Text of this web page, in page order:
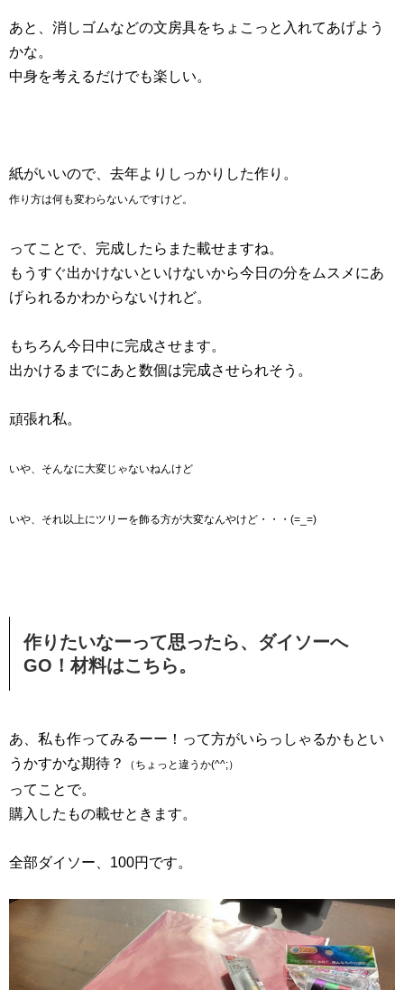
あと、消しゴムなどの文房具をちょこっと入れてあげよう
かな。
中身を考えるだけでも楽しい。
紙がいいので、去年よりしっかりした作り。
作り方は何も変わらないんですけど。
ってことで、完成したらまた載せますね。
もうすぐ出かけないといけないから今日の分をムスメにあ
げられるかわからないけれど。
もちろん今日中に完成させます。
出かけるまでにあと数個は完成させられそう。
頑張れ私。
いや、そんなに大変じゃないねんけど
いや、それ以上にツリーを飾る方が大変なんやけど・・・(=_=)
作りたいなーって思ったら、ダイソーへ
GO！材料はこちら。
あ、私も作ってみるーー！って方がいらっしゃるかもとい
うかすかな期待？
（ちょっと違うか(^^;）
ってことで。
購入したもの載せときます。
全部ダイソー、100円です。